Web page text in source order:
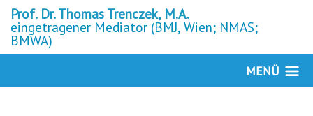
Prof. Dr. Thomas Trenczek, M.A.
eingetragener Mediator (BMJ, Wien; NMAS;
BMWA)
MENÜ